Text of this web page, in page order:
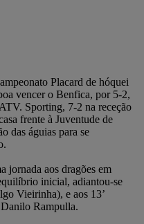
Placard de hóquei
vencer o Benfica, por 5-2,
Sporting, 7-2 na receção
frente à Juventude de
das águias para se
jornada aos dragões em
inicial, adiantou-se
Vieirinha), e aos 13’
Rampulla.